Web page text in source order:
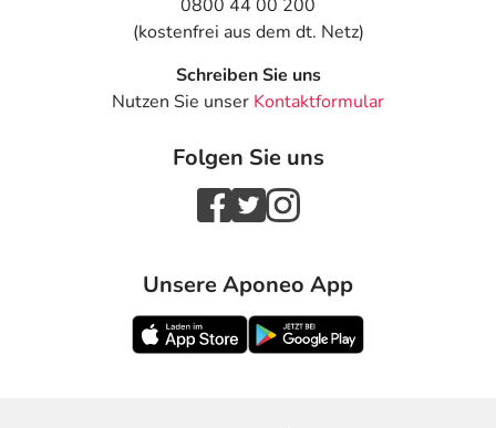
0800 44 00 200
(kostenfrei aus dem dt. Netz)
Schreiben Sie uns
Nutzen Sie unser Kontaktformular
Folgen Sie uns
Unsere Aponeo App